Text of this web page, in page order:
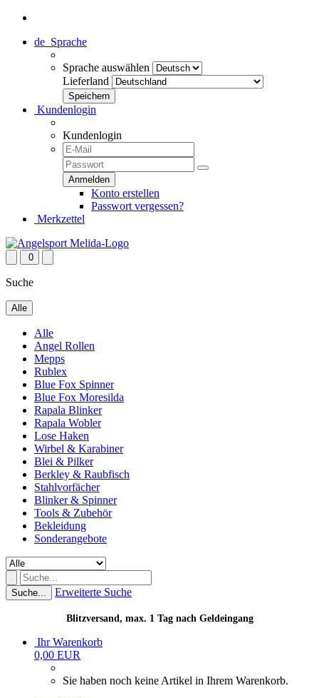
de Sprache
Sprache auswählen
Lieferland
Kundenlogin
Kundenlogin
Konto erstellen
Passwort vergessen?
Merkzettel
0
Suche
Alle
Alle
Angel Rollen
Mepps
Rublex
Blue Fox Spinner
Blue Fox Moresilda
Rapala Blinker
Rapala Wobler
Lose Haken
Wirbel & Karabiner
Blei & Pilker
Berkley & Raubfisch
Stahlvorfächer
Blinker & Spinner
Tools & Zubehör
Bekleidung
Sonderangebote
Suche... Erweiterte Suche
Blitzversand, max. 1 Tag nach Geldeingang
Ihr Warenkorb
0,00 EUR
Sie haben noch keine Artikel in Ihrem Warenkorb.